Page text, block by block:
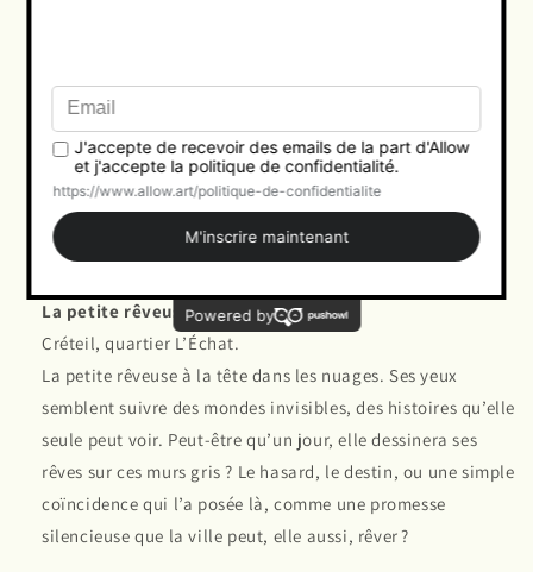
et un témoignages réalisés auprès d’habitant-es de
différents quartiers.
Format : 20,0 x 25,0 cm
Nombre de pages : 162 + 2
Papier : Couché satin 170 g/m2 PEFC
Livre dédicacé, tiré en 150 exemplaires.
La petite rêveuse
Créteil, quartier L’Échat.
La petite rêveuse à la tête dans les nuages. Ses yeux
semblent suivre des mondes invisibles, des histoires qu’elle
seule peut voir. Peut-être qu’un jour, elle dessinera ses
rêves sur ces murs gris ? Le hasard, le destin, ou une simple
coïncidence qui l’a posée là, comme une promesse
silencieuse que la ville peut, elle aussi, rêver ?